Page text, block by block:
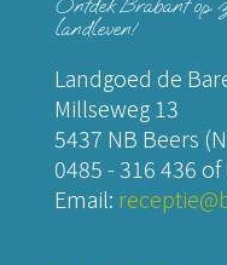
Ontdek Brabant op
landleven!
Landgoed de
Millseweg 13
5437 NB Beers
0485 - 316 436 of
Email: